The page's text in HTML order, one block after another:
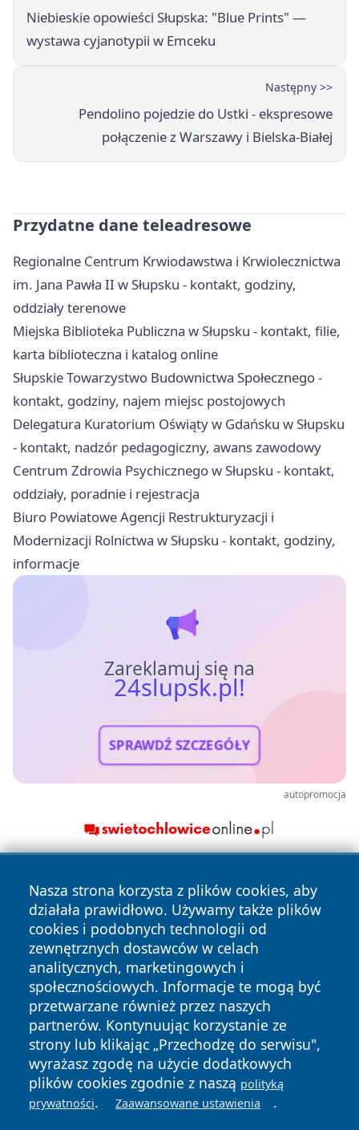
Niebieskie opowieści Słupska: "Blue Prints" —
wystawa cyjanotypii w Emceku
Następny >>
Pendolino pojedzie do Ustki - ekspresowe
połączenie z Warszawy i Bielska-Białej
Przydatne dane teleadresowe
Regionalne Centrum Krwiodawstwa i Krwiolecznictwa
im. Jana Pawła II w Słupsku - kontakt, godziny,
oddziały terenowe
Miejska Biblioteka Publiczna w Słupsku - kontakt, filie,
karta biblioteczna i katalog online
Słupskie Towarzystwo Budownictwa Społecznego -
kontakt, godziny, najem miejsc postojowych
Delegatura Kuratorium Oświąty w Gdańsku w Słupsku
- kontakt, nadzór pedagogiczny, awans zawodowy
Centrum Zdrowia Psychicznego w Słupsku - kontakt,
oddziały, poradnie i rejestracja
Biuro Powiatowe Agencji Restrukturyzacji i
Modernizacji Rolnictwa w Słupsku - kontakt, godziny,
informacje
Zareklamuj się na
24slupsk.pl!
SPRAWDŹ SZCZEGÓŁY
autopromocja
Nasza strona korzysta z plików cookies, aby
działała prawidłowo. Używamy także plików
cookies i podobnych technologii od
zewnętrznych dostawców w celach
analitycznych, marketingowych i
społecznościowych. Informacje te mogą być
przetwarzane również przez naszych
partnerów. Kontynuując korzystanie ze
strony lub klikając „Przechodzę do serwisu",
wyrażasz zgodę na użycie dodatkowych
plików cookies zgodnie z naszą polityką
prywatności. Zaawansowane ustawienia .
Copyright © 2026 24slupsk.pl Wszystkie prawa zastrzeżone.
News Autorzy
Polityka
Prywatności
Polityka
Cookies